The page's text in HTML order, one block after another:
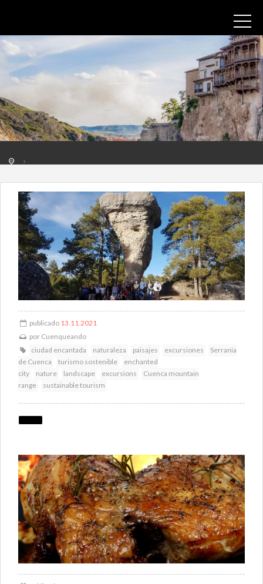
publicado 13.11.2021
por Cuenqueando
ciudad encantada
naturaleza paisajes excursiones
Serrania
de Cuenca
turismo sostenible
enchanted
city
nature landscape excursions
Cuenca mountain
range
sustainable tourism